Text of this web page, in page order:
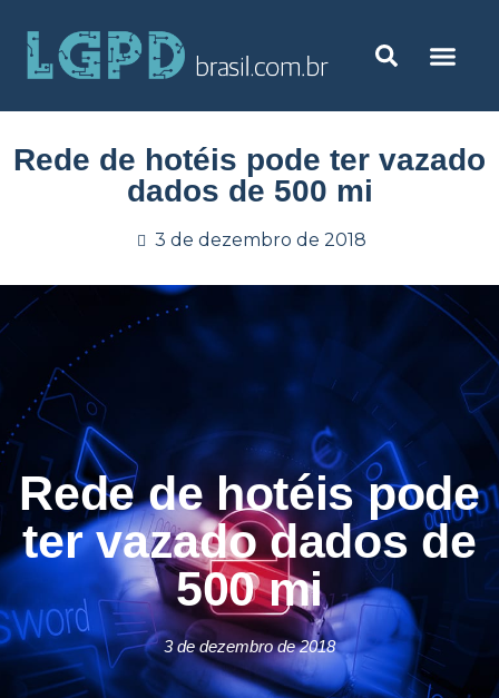
Rede de hotéis pode ter vazado
dados de 500 mi
3 de dezembro de 2018
Rede de hotéis pode
ter vazado dados de
500 mi
3 de dezembro de 2018